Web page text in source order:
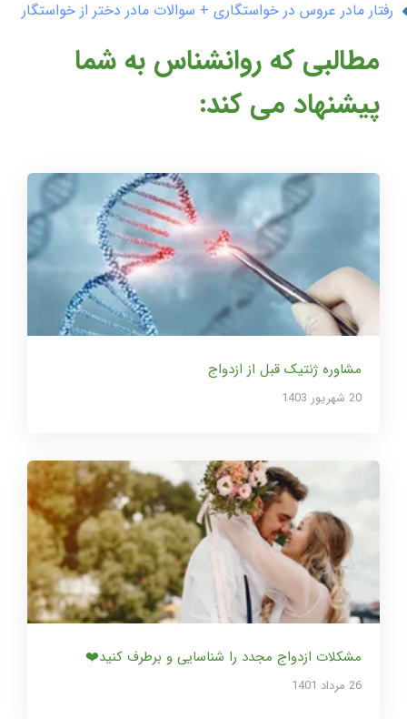
رفتار مادر عروس در خواستگاری + سوالات مادر دختر از خواستگار
مطالبی که روانشناس به شما
پیشنهاد می کند:
مشاوره ژنتیک قبل از ازدواج
20 شهریور 1403
مشکلات ازدواج مجدد را شناسایی و برطرف کنید❤️
26 مرداد 1401